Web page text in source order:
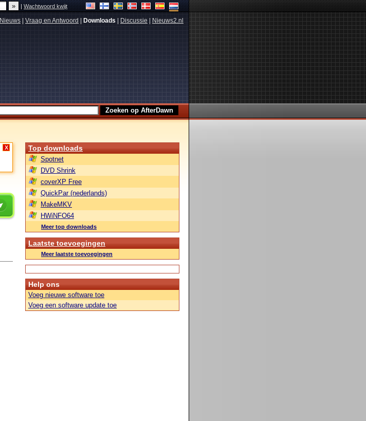
|Wachtwoord kwijt
Nieuws Vraag en Antwoord Downloads Discussie Nieuws2.nl
X Top downloads
Spotnet
DVD Shrink
coverXP Free
QuickPar (nederlands)
MakeMKV
HWiNFO64
Meer top downloads
Laatste toevoegingen
Meer laatste toevoegingen
Help ons
Voeg nieuwe software toe
Voeg een software update toe